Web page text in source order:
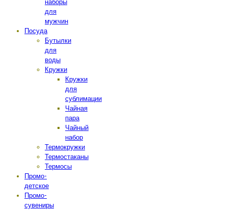
наборы
для
мужчин
Посуда
Бутылки
для
воды
Кружки
Кружки
для
сублимации
Чайная
пара
Чайный
набор
Термокружки
Термостаканы
Термосы
Промо-
детское
Промо-
сувениры